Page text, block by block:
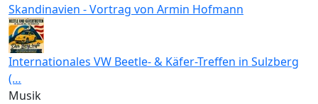
Skandinavien - Vortrag von Armin Hofmann
Internationales VW Beetle- & Käfer-Treffen in Sulzberg
(…
Musik